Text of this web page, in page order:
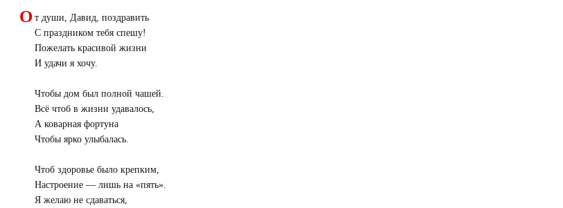
О т души, Давид, поздравить
С праздником тебя спешу!
Пожелать красивой жизни
И удачи я хочу.
Чтобы дом был полной чашей.
Всё чтоб в жизни удавалось,
А коварная фортуна
Чтобы ярко улыбалась.
Чтоб здоровье было крепким,
Настроение — лишь на «пять».
Я желаю не сдаваться,